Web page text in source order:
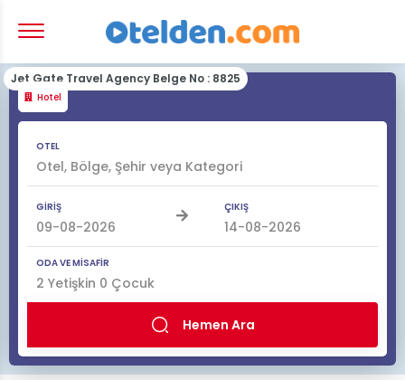
Jet Gate Travel Agency Belge No : 8825
Hotel
OTEL
GİRİŞ ÇIKIŞ
ODA VE MİSAFİR
2 Yetişkin 0 Çocuk
Hemen Ara